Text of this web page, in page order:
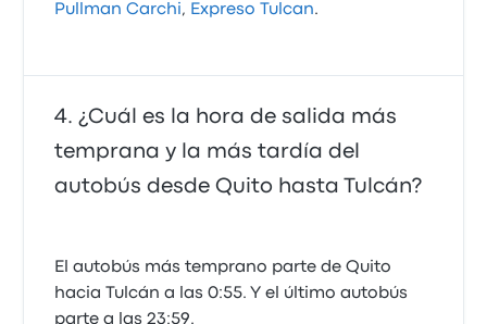
Pullman Carchi, Expreso Tulcan.
¿Cuál es la hora de salida más
temprana y la más tardía del
autobús desde Quito hasta Tulcán?
El autobús más temprano parte de Quito
hacia Tulcán a las 0:55. Y el último autobús
parte a las 23:59.